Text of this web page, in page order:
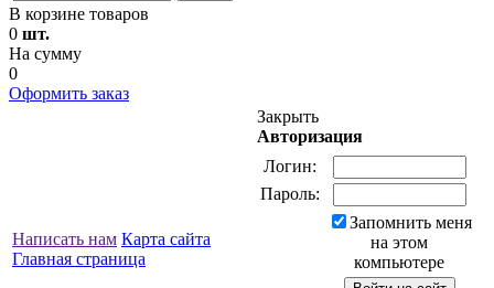
В корзине товаров
0 шт.
На сумму
0
Оформить заказ
Написать нам Карта сайта
Главная страница
Закрыть
Авторизация
Логин:
Пароль:
Запомнить меня
на этом
компьютере